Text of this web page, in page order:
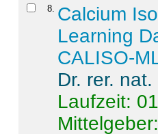
8 Calcium
Learning
CALISO-
Dr. rer.
Laufzeit: